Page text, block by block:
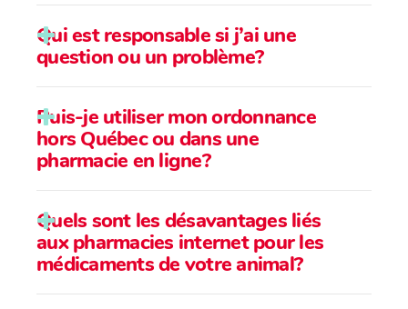
Avec votre assureur :
Qui est responsable si j’ai une
question ou un problème?
Puis-je utiliser mon ordonnance
hors Québec ou dans une
pharmacie en ligne?
ne sont pas
Quels sont les désavantages liés
aux pharmacies internet pour les
médicaments de votre animal?